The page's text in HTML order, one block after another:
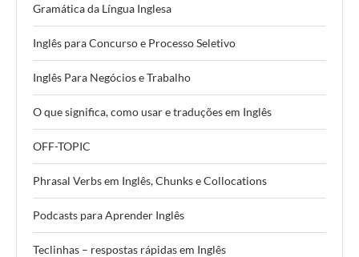
Gramática da Língua Inglesa
Inglês para Concurso e Processo Seletivo
Inglês Para Negócios e Trabalho
O que significa, como usar e traduções em Inglês
OFF-TOPIC
Phrasal Verbs em Inglês, Chunks e Collocations
Podcasts para Aprender Inglês
Teclinhas – respostas rápidas em Inglês